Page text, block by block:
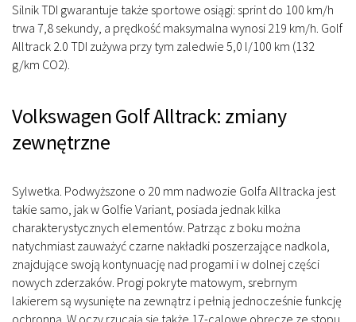
Silnik TDI gwarantuje także sportowe osiągi: sprint do 100 km/h
trwa 7,8 sekundy, a prędkość maksymalna wynosi 219 km/h. Golf
Alltrack 2.0 TDI zużywa przy tym zaledwie 5,0 l/100 km (132
g/km CO2).
Volkswagen Golf Alltrack: zmiany
zewnętrzne
Sylwetka. Podwyższone o 20 mm nadwozie Golfa Alltracka jest
takie samo, jak w Golfie Variant, posiada jednak kilka
charakterystycznych elementów. Patrząc z boku można
natychmiast zauważyć czarne nakładki poszerzające nadkola,
znajdujące swoją kontynuację nad progami i w dolnej części
nowych zderzaków. Progi pokryte matowym, srebrnym
lakierem są wysunięte na zewnątrz i pełnią jednocześnie funkcję
ochronną. W oczy rzucają się także 17-calowe obręcze ze stopu